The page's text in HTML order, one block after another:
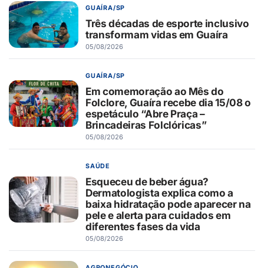
GUAÍRA/SP
Três décadas de esporte inclusivo
transformam vidas em Guaíra
05/08/2026
GUAÍRA/SP
Em comemoração ao Mês do
Folclore, Guaíra recebe dia 15/08 o
espetáculo “Abre Praça –
Brincadeiras Folclóricas”
05/08/2026
SAÚDE
Esqueceu de beber água?
Dermatologista explica como a
baixa hidratação pode aparecer na
pele e alerta para cuidados em
diferentes fases da vida
05/08/2026